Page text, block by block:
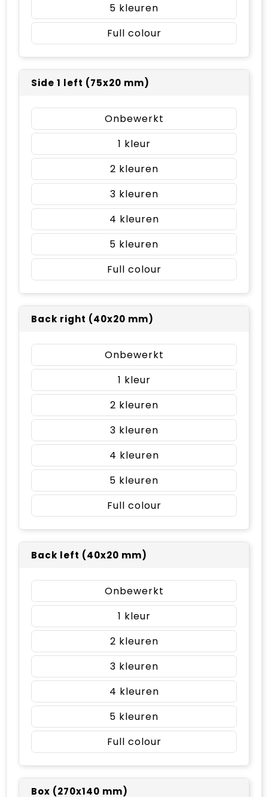
5
Full colour
Side 1 left (75x20 mm)
Onbewerkt
1
2
3
4
5
Full colour
Back right (40x20 mm)
Onbewerkt
1
2
3
4
5
Full colour
Back left (40x20 mm)
Onbewerkt
1
2
3
4
5
Full colour
Box (270x140 mm)